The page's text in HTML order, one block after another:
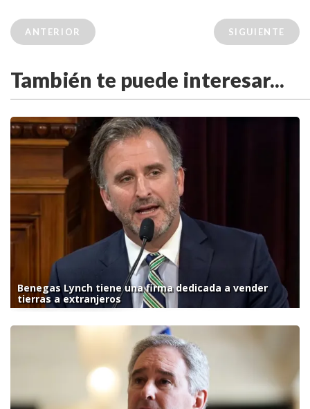
ANTERIOR SIGUIENTE
También te puede interesar...
Benegas Lynch tiene una firma dedicada a vender
tierras a extranjeros